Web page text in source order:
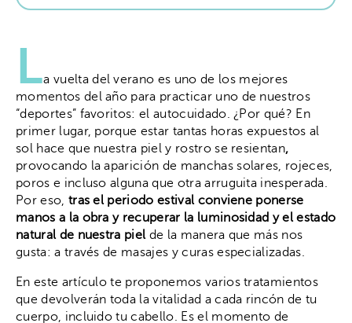
La vuelta del verano es uno de los mejores
momentos del año para practicar uno de nuestros
“deportes” favoritos: el autocuidado. ¿Por qué? En
primer lugar, porque estar tantas horas expuestos al
sol hace que nuestra piel y rostro se resientan,
provocando la aparición de manchas solares, rojeces,
poros e incluso alguna que otra arruguita inesperada.
Por eso, tras el periodo estival conviene ponerse
manos a la obra y recuperar la luminosidad y el estado
natural de nuestra piel de la manera que más nos
gusta: a través de masajes y curas especializadas.
En este artículo te proponemos varios tratamientos
que devolverán toda la vitalidad a cada rincón de tu
cuerpo, incluido tu cabello. Es el momento de